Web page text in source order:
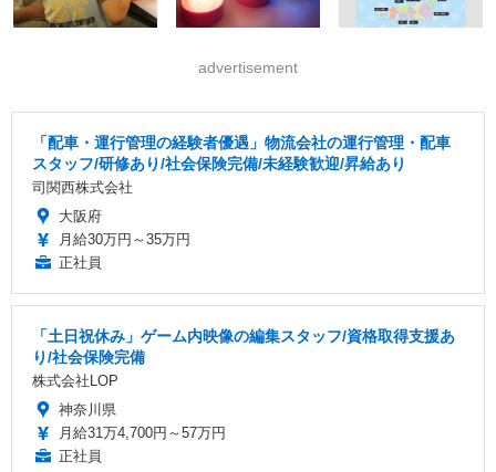
advertisement
「配車・運行管理の経験者優遇」物流会社の運行管理・配車
スタッフ/研修あり/社会保険完備/未経験歓迎/昇給あり
司関西株式会社
大阪府
月給30万円～35万円
正社員
「土日祝休み」ゲーム内映像の編集スタッフ/資格取得支援あ
り/社会保険完備
株式会社LOP
神奈川県
月給31万4,700円～57万円
正社員